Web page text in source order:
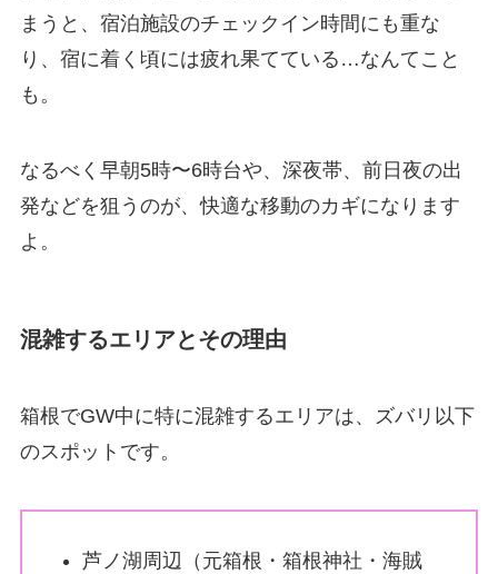
まうと、宿泊施設のチェックイン時間にも重な
り、宿に着く頃には疲れ果てている…なんてこと
も。
なるべく早朝5時〜6時台や、深夜帯、前日夜の出
発などを狙うのが、快適な移動のカギになります
よ。
混雑するエリアとその理由
箱根でGW中に特に混雑するエリアは、ズバリ以下
のスポットです。
芦ノ湖周辺（元箱根・箱根神社・海賊